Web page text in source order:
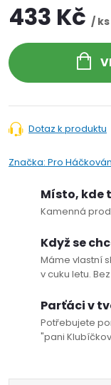
433 Kč / ks
Dotaz k produktu
Značka: Pro
Místo, kde
Kamenná
Když se
Máme vlastní
v cuku letu.
Parťáci v
Potřebujete
"pani